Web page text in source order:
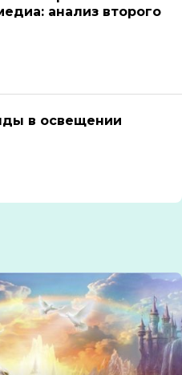
анализ второго
в освещении